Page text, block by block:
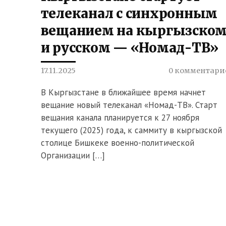
телеканал с синхронным
вещанием на
и русском — «Номад-ТВ»
17.11.2025 0
В Кыргызстане в ближайшее время начнет
вещание новый телеканал «Номад-ТВ». Старт
вещания канала планируется к 27 ноября
текущего (2025) года, к саммиту в кыргызской
столице Бишкеке военно-политической
Организации […]